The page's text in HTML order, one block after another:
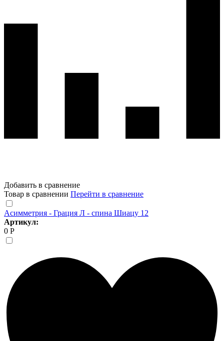
Добавить в сравнение
Товар в сравнении Перейти в сравнение
Асимметрия - Грация Л - спина Шиацу 12
Артикул:
0 Р